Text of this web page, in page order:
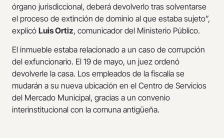
órgano jurisdiccional, deberá devolverlo tras solventarse
el proceso de extinción de dominio al que estaba sujeto”,
explicó Luis Ortiz, comunicador del Ministerio Público.
El inmueble estaba relacionado a un caso de corrupción
del exfuncionario. El 19 de mayo, un juez ordenó
devolverle la casa. Los empleados de la fiscalía se
mudarán a su nueva ubicación en el Centro de Servicios
del Mercado Municipal, gracias a un convenio
interinstitucional con la comuna antigüeña.